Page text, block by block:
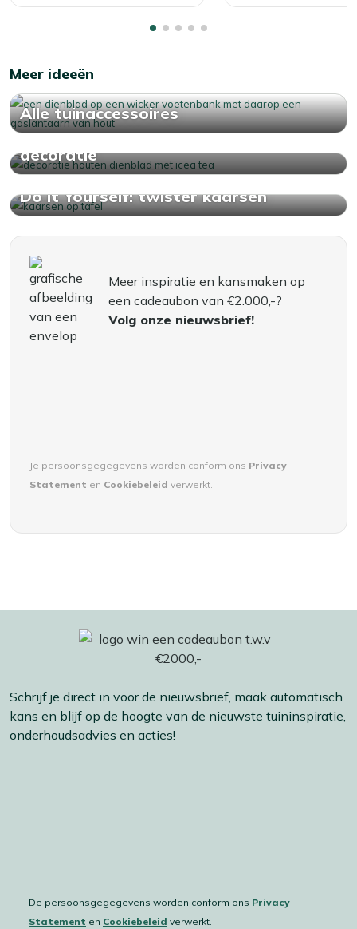
Meer ideeën
Alle tuinaccessoires
Maak het buiten gezellig met dienblad
decoratie
Do It Yourself: twister kaarsen
Meer inspiratie en kansmaken op
een cadeaubon van €2.000,-?
Volg onze nieuwsbrief!
Je persoonsgegegevens worden conform ons Privacy
Statement en Cookiebeleid verwerkt.
Schrijf je direct in voor de nieuwsbrief, maak automatisch
kans en blijf op de hoogte van de nieuwste tuininspiratie,
onderhoudsadvies en acties!
De persoonsgegegevens worden conform ons Privacy
Statement en Cookiebeleid verwerkt.